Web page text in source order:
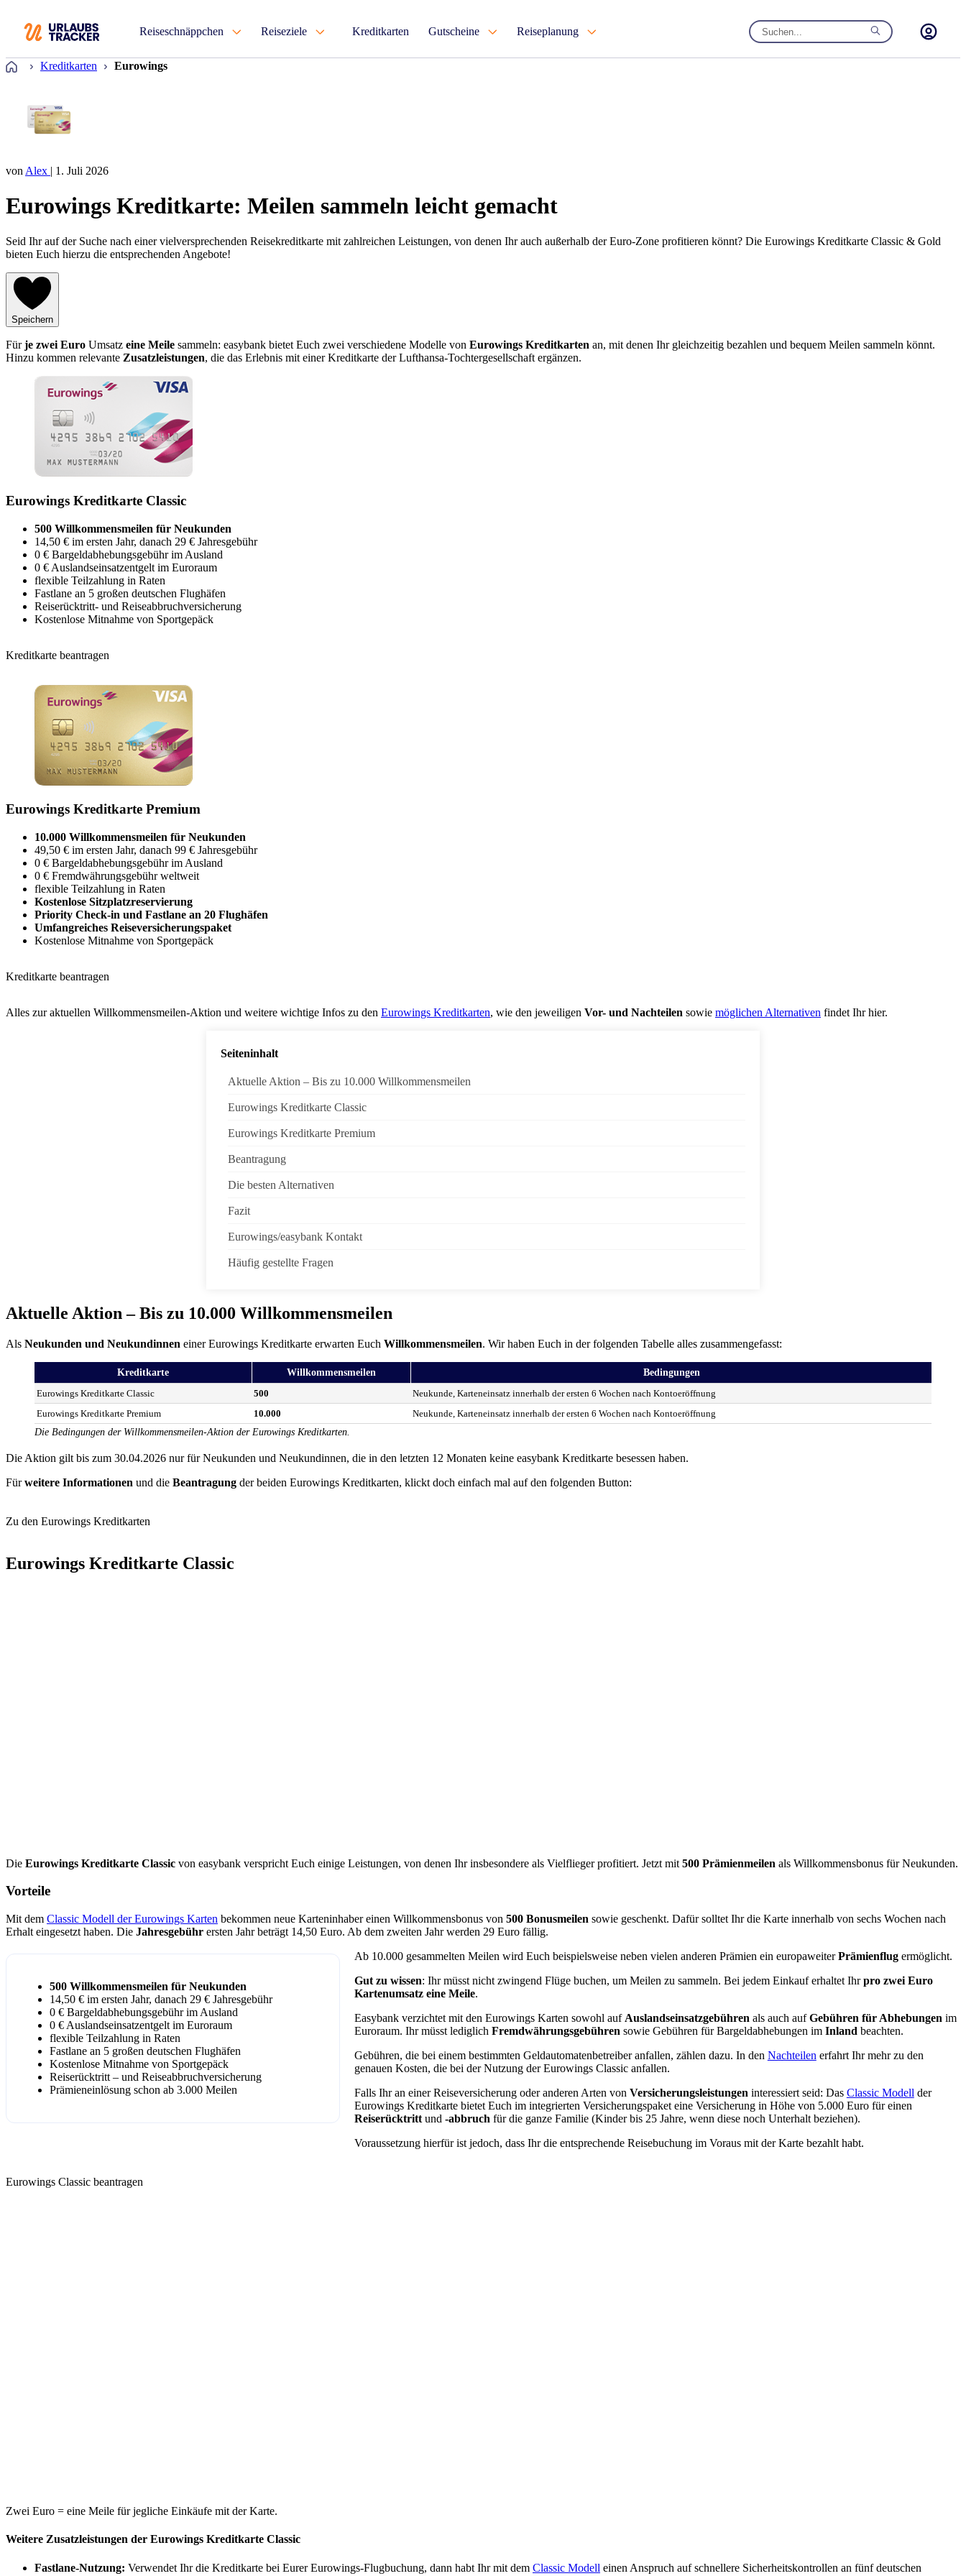
Reiseschnäppchen Reiseziele Kreditkarten Gutscheine Reiseplanung
Startseite
Kreditkarten Eurowings
von Alex | 1. Juli 2026
Eurowings Kreditkarte: Meilen sammeln leicht gemacht
Seid Ihr auf der Suche nach einer vielversprechenden Reisekreditkarte mit zahlreichen Leistungen, von denen Ihr auch außerhalb der Euro-Zone profitieren könnt? Die Eurowings Kreditkarte Classic & Gold
bieten Euch hierzu die entsprechenden Angebote!
Speichern
Fürje zwei Euro Umsatz eine Meile sammeln: easybank bietet Euch zwei verschiedene Modelle von Eurowings Kreditkarten an, mit denen Ihr gleichzeitig bezahlen und bequem Meilen sammeln könnt.
Hinzu kommen relevante Zusatzleistungen, die das Erlebnis mit einer Kreditkarte der Lufthansa-Tochtergesellschaft ergänzen.
Eurowings Kreditkarte Classic
500 Willkommensmeilen für Neukunden
14,50 € im ersten Jahr, danach 29 € Jahresgebühr
0 € Bargeldabhebungsgebühr im Ausland
0 € Auslandseinsatzentgelt im Euroraum
flexible Teilzahlung in Raten
Fastlane an 5 großen deutschen Flughäfen
Reiserücktritt- und Reiseabbruchversicherung
Kostenlose Mitnahme von Sportgepäck
Kreditkarte beantragen
Eurowings Kreditkarte Premium
10.000 Willkommensmeilen für Neukunden
49,50 € im ersten Jahr, danach 99 € Jahresgebühr
0 € Bargeldabhebungsgebühr im Ausland
0 € Fremdwährungsgebühr weltweit
flexible Teilzahlung in Raten
Kostenlose Sitzplatzreservierung
Priority Check-in und Fastlane an 20 Flughäfen
Umfangreiches Reiseversicherungspaket
Kostenlose Mitnahme von Sportgepäck
Kreditkarte beantragen
Alles zur aktuellen Willkommensmeilen-Aktion und weitere wichtige Infos zu den Eurowings Kreditkarten, wie den jeweiligen Vor- und Nachteilen sowie möglichen Alternativen findet Ihr hier.
Seiteninhalt
Aktuelle Aktion – Bis zu 10.000 Willkommensmeilen
Eurowings Kreditkarte Classic
Eurowings Kreditkarte Premium
Beantragung
Die besten Alternativen
Fazit
Eurowings/easybank Kontakt
Häufig gestellte Fragen
Aktuelle Aktion – Bis zu 10.000 Willkommensmeilen
Als Neukunden und Neukundinnen einer Eurowings Kreditkarte erwarten Euch Willkommensmeilen. Wir haben Euch in der folgenden Tabelle alles zusammengefasst:
Kreditkarte Willkommensmeilen
Bedingungen
Eurowings Kreditkarte Classic
500
Neukunde, Karteneinsatz innerhalb der ersten 6 Wochen nach Kontoeröffnung
Eurowings Kreditkarte Premium
10.000
Neukunde, Karteneinsatz innerhalb der ersten 6 Wochen nach Kontoeröffnung
Die Bedingungen der Willkommensmeilen-Aktion der Eurowings Kreditkarten.
Die Aktion gilt bis zum 30.04.2026 nur für Neukunden und Neukundinnen, die in den letzten 12 Monaten keine easybank Kreditkarte besessen haben.
Fürweitere Informationen und die Beantragung der beiden Eurowings Kreditkarten, klickt doch einfach mal auf den folgenden Button:
Zu den Eurowings Kreditkarten
Eurowings Kreditkarte Classic
Die Eurowings Kreditkarte Classic von easybank verspricht Euch einige Leistungen, von denen Ihr insbesondere als Vielflieger profitiert. Jetzt mit 500 Prämienmeilen als Willkommensbonus für Neukunden.
Vorteile
Mit dem Classic Modell der Eurowings Karten bekommen neue Karteninhaber einen Willkommensbonus von 500 Bonusmeilen sowie geschenkt. Dafür solltet Ihr die Karte innerhalb von sechs Wochen nach
Erhalt eingesetzt haben. Die Jahresgebühr ersten Jahr beträgt 14,50 Euro. Ab dem zweiten Jahr werden 29 Euro fällig.
500 Willkommensmeilen für Neukunden
14,50 € im ersten Jahr, danach 29 € Jahresgebühr
0 € Bargeldabhebungsgebühr im Ausland
0 € Auslandseinsatzentgelt im Euroraum
flexible Teilzahlung in Raten
Fastlane an 5 großen deutschen Flughäfen
Kostenlose Mitnahme von Sportgepäck
Reiserücktritt – und Reiseabbruchversicherung
Prämieneinlösung schon ab 3.000 Meilen
Ab 10.000 gesammelten Meilen wird Euch beispielsweise neben vielen anderen Prämien ein europaweiterPrämienflugermöglicht.
Gut zu wissen: Ihr müsst nicht zwingend Flüge buchen, um Meilen zu sammeln. Bei jedem Einkauf erhaltet Ihrpro zwei Euro
Kartenumsatz eine Meile.
Easybank verzichtet mit den Eurowings Karten sowohl auf Auslandseinsatzgebühren als auch aufGebühren für Abhebungen im
Euroraum. Ihr müsst lediglich Fremdwährungsgebühren sowie Gebühren für Bargeldabhebungen im Inland beachten.
Gebühren, die bei einem bestimmten Geldautomatenbetreiber anfallen, zählen dazu. In den Nachteilen erfahrt Ihr mehr zu den
genauen Kosten, die bei der Nutzung der Eurowings Classic anfallen.
Falls Ihr an einer Reiseversicherung oder anderen Arten von Versicherungsleistungen interessiert seid: Das Classic Modell der
Eurowings Kreditkarte bietet Euch im integrierten Versicherungspaket eine Versicherung in Höhe von 5.000 Euro für einen
Reiserücktrittund -abbruch für die ganze Familie (Kinder bis 25 Jahre, wenn diese noch Unterhalt beziehen).
Voraussetzung hierfür ist jedoch, dass Ihr die entsprechende Reisebuchung im Voraus mit der Karte bezahlt habt.
Eurowings Classic beantragen
Zwei Euro = eine Meile für jegliche Einkäufe mit der Karte.
Weitere Zusatzleistungen der Eurowings Kreditkarte Classic
Fastlane-Nutzung: Verwendet Ihr die Kreditkarte bei Eurer Eurowings-Flugbuchung, dann habt Ihr mit dem Classic Modell einen Anspruch auf schnellere Sicherheitskontrollen an fünf deutschen